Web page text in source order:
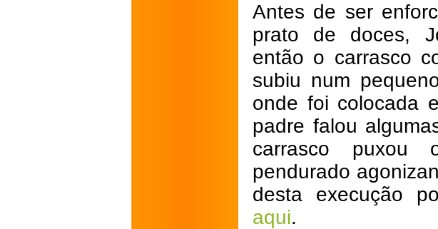
Antes de ser
prato de doces,
então o carrasco
subiu num
onde foi colocada
padre falou
carrasco
pendurado
desta execução
aqui.